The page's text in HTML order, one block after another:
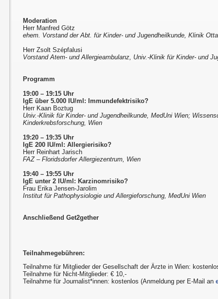
Moderation
Herr Manfred Götz
ehem. Vorstand der Abt. für Kinder- und Jugendheilkunde, Klinik
Herr Zsolt Szépfalusi
Vorstand Atem- und Allergieambulanz, Univ.-Klinik für Kinder- und
Programm
19:00 – 19:15 Uhr
IgE über 5.000 IU/ml: Immundefektrisiko?
Herr Kaan Boztug
Univ.-Klinik für Kinder- und Jugendheilkunde, MedUni Wien;
Kinderkrebsforschung, Wien
19:20 – 19:35 Uhr
IgE 200 IU/ml: Allergierisiko?
Herr Reinhart Jarisch
FAZ – Floridsdorfer Allergiezentrum, Wien
19:40 – 19:55 Uhr
IgE unter 2 IU/ml: Karzinomrisiko?
Frau Erika Jensen-Jarolim
Institut für Pathophysiologie und Allergieforschung, MedUni Wien
Anschließend Get2gether
Teilnahmegebühren:
Teilnahme für Mitglieder der Gesellschaft der Ärzte in Wien:
Teilnahme für Nicht-Mitglieder: € 10,-
Teilnahme für Journalist*innen: kostenlos (Anmeldung per E-Mail an